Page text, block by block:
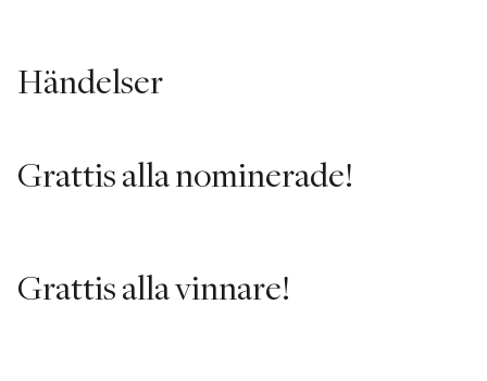
Händelser
Grattis alla nominerade!
Grattis alla vinnare!